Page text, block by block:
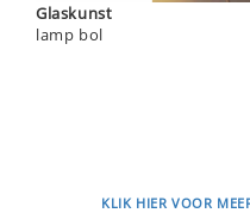
Glaskunst
lamp bol
KLIK HIER VOOR